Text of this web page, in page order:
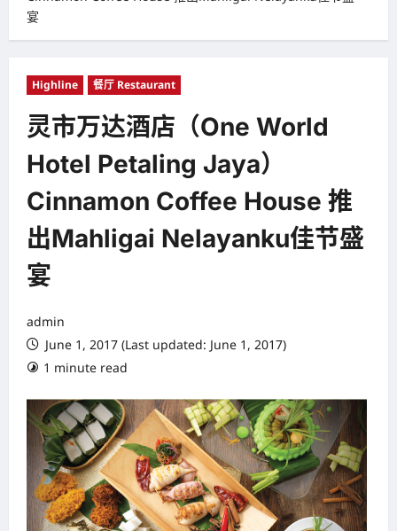
宴
Highline 餐厅 Restaurant
灵市万达酒店（One World
Hotel Petaling Jaya）
Cinnamon Coffee House 推
出Mahligai Nelayanku佳节盛
宴
admin
June 1, 2017 (Last updated: June 1, 2017)
1 minute read